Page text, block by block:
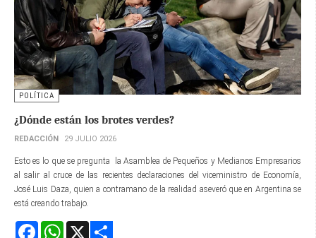
POLÍTICA
¿Dónde están los brotes verdes?
REDACCIÓN 29 JULIO 2026
Esto es lo que se pregunta la Asamblea de Pequeños y Medianos Empresarios
al salir al cruce de las recientes declaraciones del viceministro de Economía,
José Luis Daza, quien a contramano de la realidad aseveró que en Argentina se
está creando trabajo.
FacebookWhatsApp